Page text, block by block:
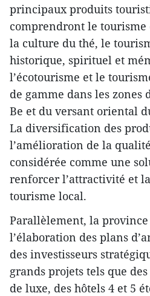
principaux produits
comprendront le
la culture du thé, le
historique, spirituel et
l’écotourisme et le
de gamme dans les zones
Be et du versant oriental
La diversification des
l’amélioration de la
considérée comme une
renforcer l’attractivité et
tourisme local.
Parallèlement, la province
l’élaboration des plans
des investisseurs
grands projets tels que
de luxe, des hôtels 4 et 5